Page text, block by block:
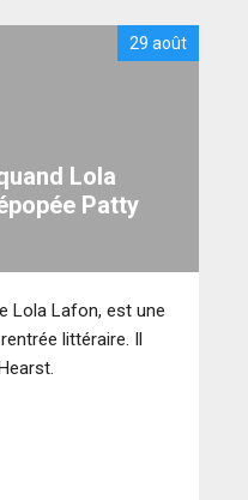
L’histoire qu’il
et les éditions de la
une épopée
comme pour
de fées peuvent
29 août
Lola
Patty
Lola Lafon, est une
littéraire. Il